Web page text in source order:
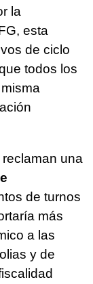
la
esta
de ciclo
todos los
una
de turnos
más
a las
y de